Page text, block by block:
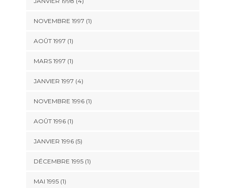
NOVEMBRE 1997 (1)
AOÛT 1997 (1)
MARS 1997 (1)
JANVIER 1997 (4)
NOVEMBRE 1996 (1)
AOÛT 1996 (1)
JANVIER 1996 (5)
DÉCEMBRE 1995 (1)
MAI 1995 (1)